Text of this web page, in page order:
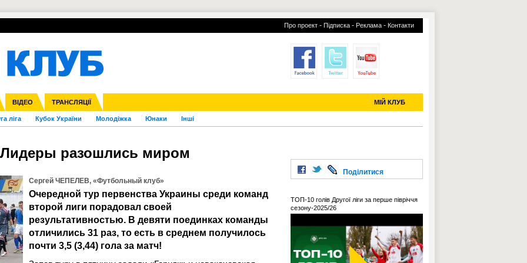
Про проект - Підписка - Реклама - Контакти
ВІДЕО ТРАНСЛЯЦІЇ МІЙ КЛУБ
ліга Кубок України Молодіжка Юнаки Інші
Ліга націй Ліга конференцій
Франція ІншіЧЄ-2015 (U-21)
УПЛ-ПЕРЕХОДИ УСІ ТРАНСФЕРИ
Лидеры разошлись миром
Сергей ЧЕПЕЛЕВ, «Футбольный клуб»
Очередной тур первенства Украины среди команд
второй лиги порадовал своей
результативностью. В девяти поединках команды
отличились 31 раз, то есть в среднем получилось
почти 3,5 (3,44) гола за матч!
Поділитися
ТОП-10 голів Другої ліги за перше півріччя
сезону-2025/26